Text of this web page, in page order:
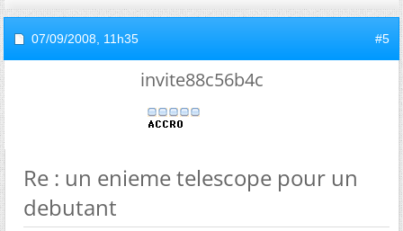
07/09/2008, 11h35 #5
invite88c56b4c
Re : un enieme telescope pour un
debutant